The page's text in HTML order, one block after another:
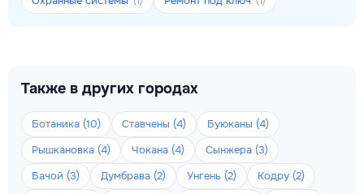
Также в других городах
Ботаника (10) Ставчены (4)
Буюканы (4)
Рышкановка (4)
Чокана (4)
Сынжера (3)
Бачой (3)
Думбрава (2) Унгень (2)
Кодру (2)